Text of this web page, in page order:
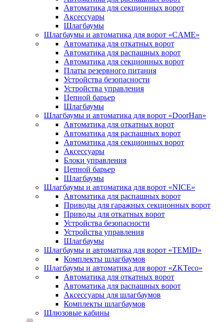
Автоматика для секционных ворот
Аксессуары
Шлагбаумы
Шлагбаумы и автоматика для ворот «CAME»
Автоматика для откатных ворот
Автоматика для распашных ворот
Автоматика для секционных ворот
Платы резервного питания
Устройства безопасности
Устройства управления
Цепной барьер
Шлагбаумы
Шлагбаумы и автоматика для ворот «DoorHan»
Автоматика для откатных ворот
Автоматика для распашных ворот
Автоматика для секционных ворот
Аксессуары
Блоки управления
Цепной барьер
Шлагбаумы
Шлагбаумы и автоматика для ворот «NICE»
Автоматика для распашных ворот
Приводы для гаражных секционных ворот
Приводы для откатных ворот
Устройства безопасности
Устройства управления
Шлагбаумы
Шлагбаумы и автоматика для ворот «TEMID»
Комплекты шлагбаумов
Шлагбаумы и автоматика для ворот «ZKTeco»
Автоматика для откатных ворот
Автоматика для распашных ворот
Аксессуары для шлагбаумов
Комплекты шлагбаумов
Шлюзовые кабины